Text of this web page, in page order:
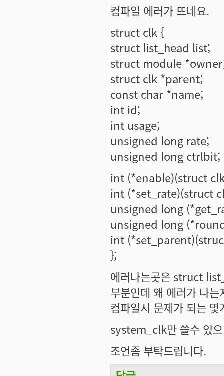
컴파일 에러가 뜨네요.
struct clk {
struct list_head list;
struct module
struct clk *parent;
const char *name;
int id;
int usage;
unsigned long rate;
unsigned long ctrlbit;
int (*enable)(struct
int (*set_rate)(struct
unsigned long
unsigned long
int
};
에러나는곳은 struct
부분인데 왜 에러가 나
컴파일시 문제가 되는
system_clk만 쓸수 있
조언좀 부탁드립니다.